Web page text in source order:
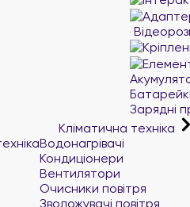
Зарядні
Кліматична техніка
Водонагрівачі
Кондиціонери
Вентилятори
Очисники повітря
Зволожувачі повітря